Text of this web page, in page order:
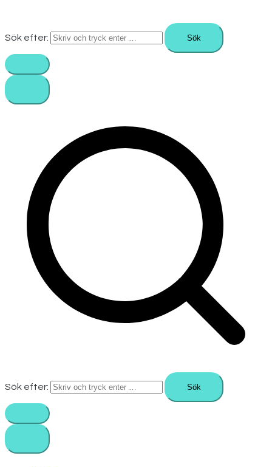
Sök efter:
Sök efter: